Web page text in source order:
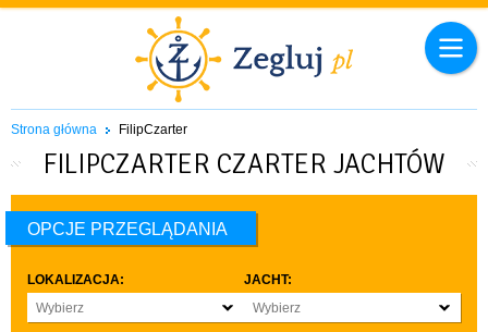
Strona główna FilipCzarter
FILIPCZARTER CZARTER JACHTÓW
OPCJE PRZEGLĄDANIA
LOKALIZACJA:
Wybierz
JACHT:
Wybierz